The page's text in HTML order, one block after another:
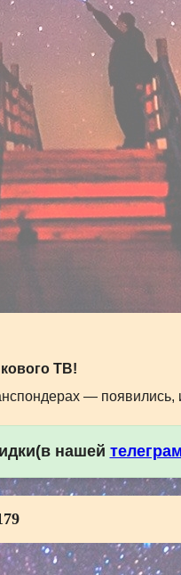
ТВ!
— появились,
нашей